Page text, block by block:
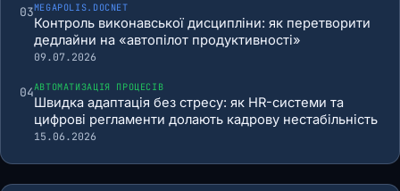
03MEGAPOLIS.DOCNET
Контроль виконавської дисципліни: як перетворити
дедлайни на «автопілот продуктивності»
09.07.2026
04АВТОМАТИЗАЦІЯ ПРОЦЕСІВ
Швидка адаптація без стресу: як HR-системи та
цифрові регламенти долають кадрову нестабільність
15.06.2026